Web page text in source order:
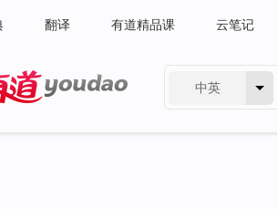
翻译 有道精品课 云笔记
中英